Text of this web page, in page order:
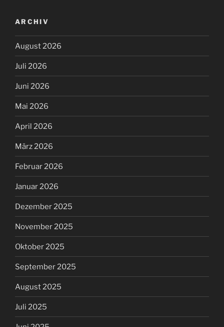
ARCHIV
August 2026
Juli 2026
Juni 2026
Mai 2026
April 2026
März 2026
Februar 2026
Januar 2026
Dezember 2025
November 2025
Oktober 2025
September 2025
August 2025
Juli 2025